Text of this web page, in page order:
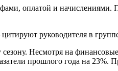
оплатой и начислениями.
руководителя в
Несмотря на
прошлого года на 23%.